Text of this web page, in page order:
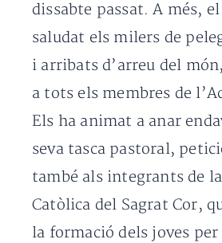
dissabte passat.A més,
saludat els milers de
i arribats d’arreu del
a tots els membres de
Els ha animat a anar
seva tasca pastoral,
també als integrants de
Catòlica del Sagrat Cor,
la formació dels joves